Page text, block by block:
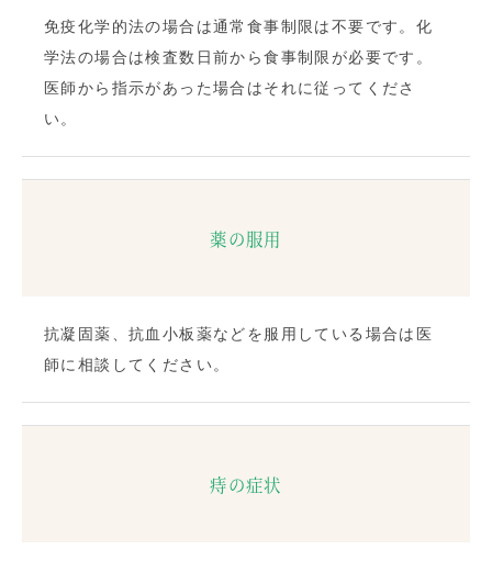
免疫化学的法の場合は通常食事制限は不要です。化
学法の場合は検査数日前から食事制限が必要です。
医師から指示があった場合はそれに従ってくださ
い。
薬の服用
抗凝固薬、抗血小板薬などを服用している場合は医
師に相談してください。
痔の症状